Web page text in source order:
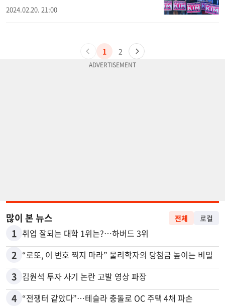
2024.02.20. 21:00
1 2
많이 본 뉴스 전체 로컬
1 취업 잘되는 대학 1위는?…하버드 3위
2 “로또, 이 번호 찍지 마라” 물리학자의 당첨금 높이는 비밀
3 김원석 투자 사기 논란 고발 영상 파장
4 “전쟁터 같았다”…테슬라 충돌로 OC 주택 4채 파손